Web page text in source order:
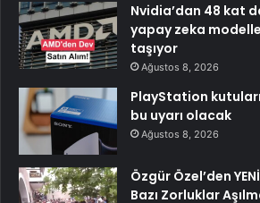
Nvidia’dan 48 kat
yapay zeka
taşıyor
Ağustos 8, 2026
PlayStation
bu uyarı olacak
Ağustos 8, 2026
Özgür Özel’den
Bazı Zorluklar